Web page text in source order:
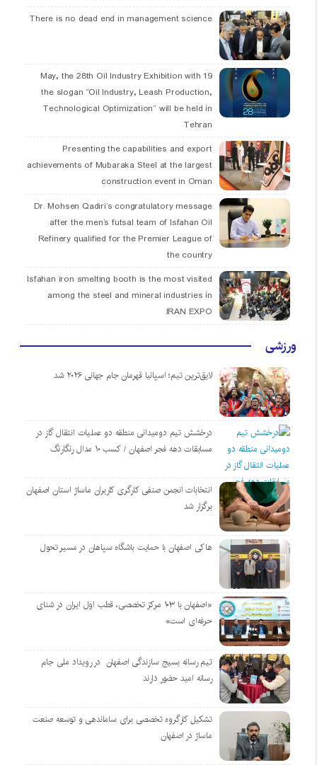
There is no dead end in management science
19 May, the 28th Oil Industry Exhibition with
the slogan “Oil Industry, Leash Production,
Technological Optimization” will be held in
Tehran
Presenting the capabilities and export
achievements of Mubaraka Steel at the largest
construction event in Oman
Dr. Mohsen Qadiri’s congratulatory message
after the men’s futsal team of Isfahan Oil
Refinery qualified for the Premier League of
the country
Isfahan iron smelting booth is the most visited
among the steel and mineral industries in
IRAN EXPO
ورزشی
لایق‌ترین تیم؛ اسپانیا قهرمان جام جهانی ۲۰۲۶ شد
درخشش تیم دومیدانی منطقه دو عملیات انتقال گاز در
مسابقات دهه فجر اصفهان / کسب ۱۰ مدال رنگارنگ
انتخابات انجمن صنفی کارگری کاربران ماساژ استان اصفهان
برگزار شد
هاکی اصفهان با حمایت باشگاه سپاهان در مسیر تحول
«اصفهان با ۱۰۳ مرکز تخصصی، قطب اول ایران در شنای
حرفه‌ای است»
تیم رسانه بسیج سازندگی اصفهان در رویداد ملی جام
رسانه امید حضور دارند
تشکیل کارگروه تخصصی برای ساماندهی و توسعه صنعت
ماساژ در اصفهان